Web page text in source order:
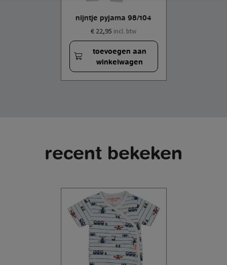
nijntje pyjama 98/104
€ 22,95 incl. btw
toevoegen aan
winkelwagen
recent bekeken